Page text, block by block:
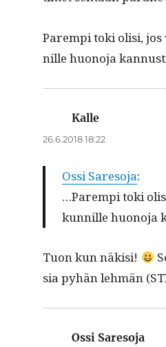
Parem­pi toki olisi,
nille huono­ja
Kalle
26.6.2018 18:22
Ossi Sare­so­ja:
…Parem­pi toki
kun­nille huono­ja
Tuon kun näk­isi!
sia pyhän lehmän
Ossi Saresoja